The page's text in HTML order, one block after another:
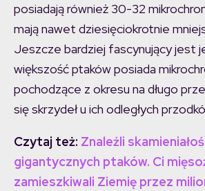
posiadają również 30-32
mają nawet dziesięciokrotnie
Jeszcze bardziej fascynujący jest
większość ptaków posiada
pochodzące z okresu na długo
się skrzydeł u ich odległych
Czytaj też: Znaleźli
gigantycznych ptaków. Ci
zamieszkiwali Ziemię przez